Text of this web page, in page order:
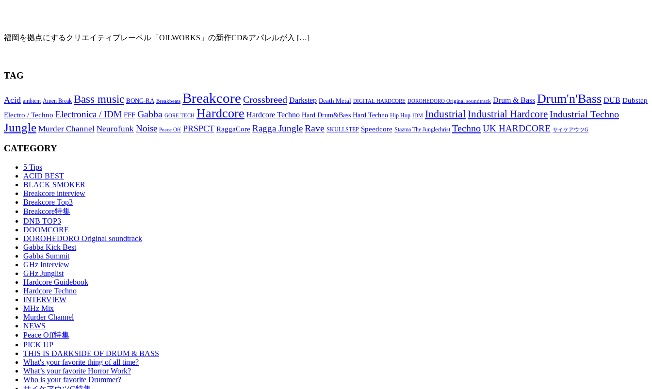
福岡を拠点にするクリエイティブレーベル「OILWORKS」の新作CD&アパレルが入 […]
TAG
Acid ambient Amen Break Bass music BONG-RA Breakbeats Breakcore Crossbreed Darkstep Death Metal DIGITAL HARDCORE DOROHEDORO Original soundtrack Drum & Bass Drum'n'Bass DUB Dubstep
Electro / Techno Electronica / IDM FFF Gabba GORE TECH Hardcore Hardcore Techno Hard Drum&Bass Hard Techno Hip Hop IDM Industrial Industrial HardcoreIndustrial Techno
Jungle Murder Channel Neurofunk Noise Peace Off PRSPCT RaggaCore Ragga JungleRave SKULLSTEP Speedcore Stazma The Junglechrist TechnoUK HARDCORE サイケアウツG
CATEGORY
5 Tips
ACID BEST
BLACK SMOKER
Breakcore interview
Breakcore Top3
Breakcore特集
DNB TOP3
DOOMCORE
DOROHEDORO Original soundtrack
Gabba Kick Best
Gabba Summit
GHz Interview
GHz Junglist
Hardcore Guidebook
Hardcore Techno
INTERVIEW
MHz Mix
Murder Channel
NEWS
Peace Off特集
PICK UP
THIS IS DARKSIDE OF DRUM & BASS
What's your favorite thing of all time?
What’s your favorite Horror Work?
Who is your favorite Drummer?